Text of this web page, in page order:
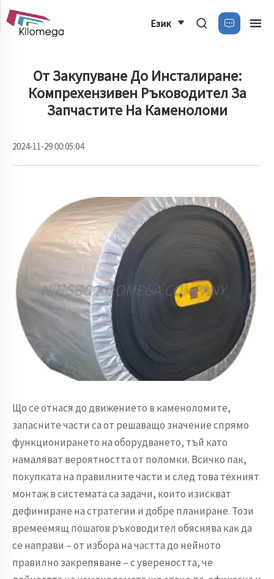
Език
От Закупуване До Инсталиране:
Компрехензивен Ръководител За
Запчастите На Каменоломи
2024-11-29 00:05:04
Що се отнася до движението в каменоломите,
запасните части са от решаващо значение спрямо
функционирането на оборудването, тъй като
намаляват вероятността от поломки. Всичко пак,
покупката на правилните части и след това техният
монтаж в системата са задачи, които изискват
дефиниране на стратегии и добре планиране. Този
времеемящ пошагов ръководител обяснява как да
се направи – от избора на частта до нейното
правилно закрепяване – с увереността, че